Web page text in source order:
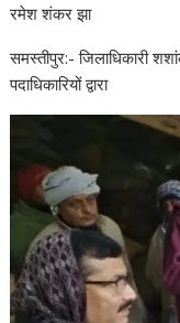
रमेश शंकर झा
समस्तीपुर:- जिलाधिकारी
पदाधिकारियों द्वारा